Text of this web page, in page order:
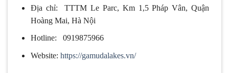
Địa chỉ: TTTM Le Parc, Km 1,5 Pháp Vân, Quận
Hoàng Mai, Hà Nội
Hotline: 0919875966
Website: https://gamudalakes.vn/